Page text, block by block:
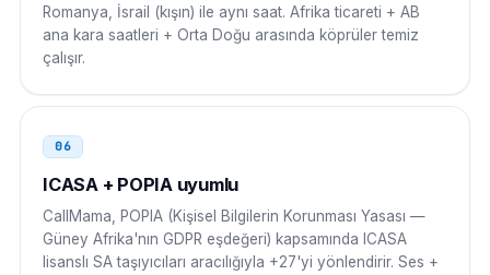
Romanya, İsrail (kışın) ile aynı saat. Afrika ticareti + AB
ana kara saatleri + Orta Doğu arasında köprüler temiz
çalışır.
06
ICASA + POPIA uyumlu
CallMama, POPIA (Kişisel Bilgilerin Korunması Yasası —
Güney Afrika'nın GDPR eşdeğeri) kapsamında ICASA
lisanslı SA taşıyıcıları aracılığıyla +27'yi yönlendirir. Ses +